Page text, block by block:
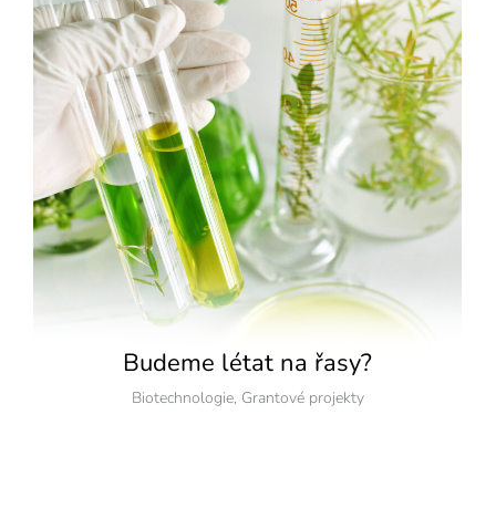
Budeme létat na řasy?
Biotechnologie, Grantové projekty